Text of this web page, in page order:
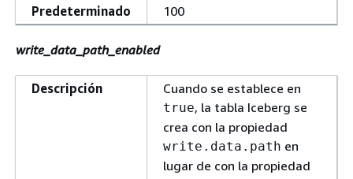
Predeterminado 100
write_data_path_enabled
Descripción Cuando se establece en
true, la tabla Iceberg se
crea con la propiedad
write.data.path en
lugar de con la propiedad